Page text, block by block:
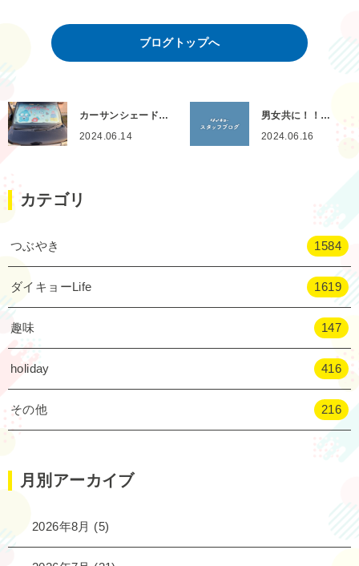
ブログトップへ
カーサンシェード…
2024.06.14
男女共に！！…
2024.06.16
カテゴリ
つぶやき 1584
ダイキョーLife 1619
趣味 147
holiday 416
その他 216
月別アーカイブ
2026年8月 (5)